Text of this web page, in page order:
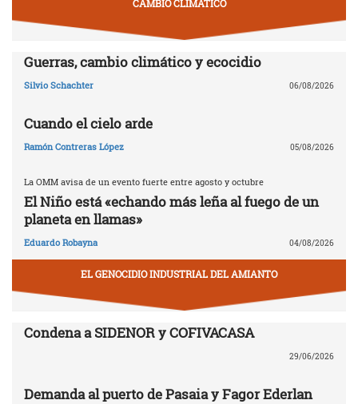
CAMBIO CLIMÁTICO
Guerras, cambio climático y ecocidio
Silvio Schachter 06/08/2026
Cuando el cielo arde
Ramón Contreras López 05/08/2026
La OMM avisa de un evento fuerte entre agosto y octubre
El Niño está «echando más leña al fuego de un
planeta en llamas»
Eduardo Robayna 04/08/2026
EL GENOCIDIO INDUSTRIAL DEL AMIANTO
Condena a SIDENOR y COFIVACASA
29/06/2026
Demanda al puerto de Pasaia y Fagor Ederlan